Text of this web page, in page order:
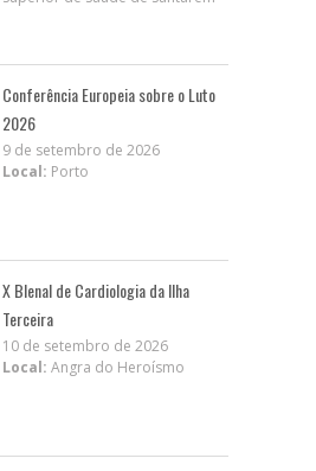
Conferência Europeia sobre o Luto
2026
9 de setembro de 2026
Local: Porto
X BIenal de Cardiologia da Ilha
Terceira
10 de setembro de 2026
Local: Angra do Heroísmo